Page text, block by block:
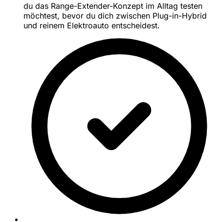
du das Range-Extender-Konzept im Alltag testen
möchtest, bevor du dich zwischen Plug-in-Hybrid
und reinem Elektroauto entscheidest.